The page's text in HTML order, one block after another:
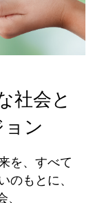
社会と
ン
を、すべて
のもとに、